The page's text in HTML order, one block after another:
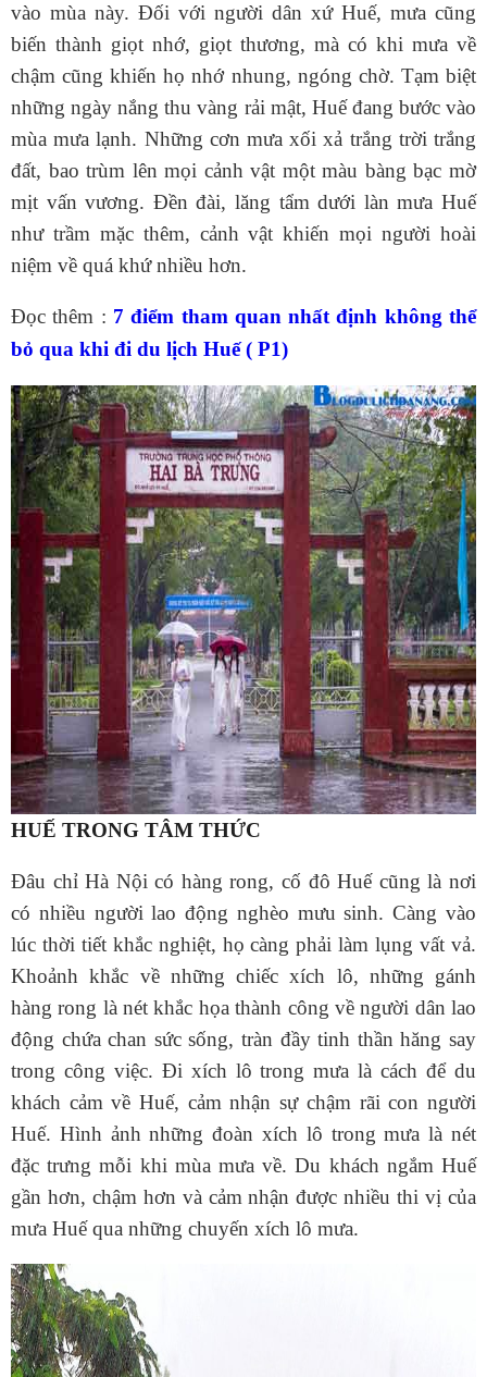
vào mùa này. Đối với người dân xứ Huế, mưa cũng
biến thành giọt nhớ, giọt thương, mà có khi mưa về
chậm cũng khiến họ nhớ nhung, ngóng chờ. Tạm biệt
những ngày nắng thu vàng rải mật, Huế đang bước vào
mùa mưa lạnh. Những cơn mưa xối xả trắng trời trắng
đất, bao trùm lên mọi cảnh vật một màu bàng bạc mờ
mịt vấn vương. Đền đài, lăng tẩm dưới làn mưa Huế
như trầm mặc thêm, cảnh vật khiến mọi người hoài
niệm về quá khứ nhiều hơn.
Đọc thêm : 7 điểm tham quan nhất định không thể
bỏ qua khi đi du lịch Huế ( P1)
HUẾ TRONG TÂM THỨC
Đâu chỉ Hà Nội có hàng rong, cố đô Huế cũng là nơi
có nhiều người lao động nghèo mưu sinh. Càng vào
lúc thời tiết khắc nghiệt, họ càng phải làm lụng vất vả.
Khoảnh khắc về những chiếc xích lô, những gánh
hàng rong là nét khắc họa thành công về người dân lao
động chứa chan sức sống, tràn đầy tinh thần hăng say
trong công việc. Đi xích lô trong mưa là cách để du
khách cảm về Huế, cảm nhận sự chậm rãi con người
Huế. Hình ảnh những đoàn xích lô trong mưa là nét
đặc trưng mỗi khi mùa mưa về. Du khách ngắm Huế
gần hơn, chậm hơn và cảm nhận được nhiều thi vị của
mưa Huế qua những chuyến xích lô mưa.